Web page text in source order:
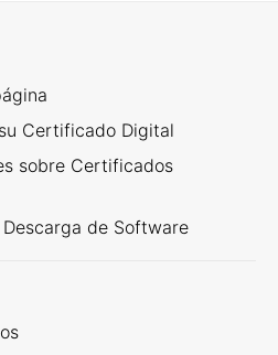
Certificado Digital
sobre Certificados
de Software